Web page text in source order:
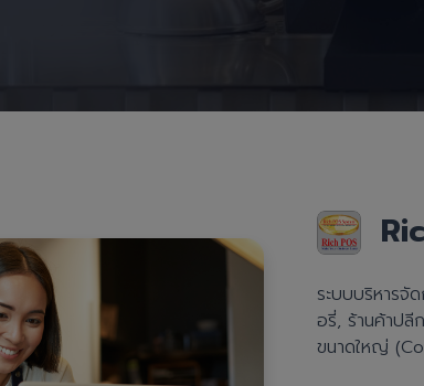
ระบบบริหารจั
อรี่, ร้านค้าปลี
ขนาดใหญ่